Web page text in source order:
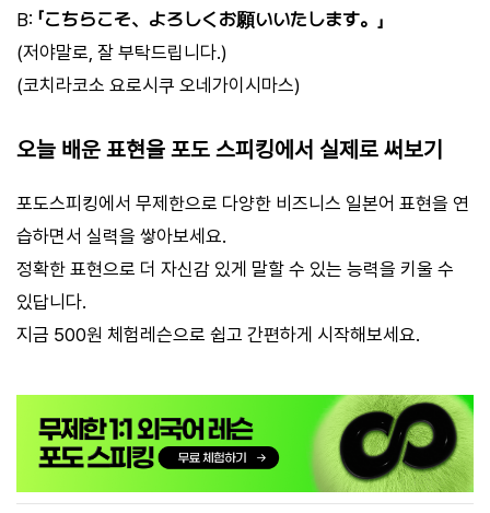
B: 「こちらこそ、よろしくお願いいたします。」
(저야말로, 잘 부탁드립니다.)
(코치라코소 요로시쿠 오네가이시마스)
오늘 배운 표현을 포도 스피킹에서 실제로 써보기
포도스피킹에서 무제한으로 다양한 비즈니스 일본어 표현을 연
습하면서 실력을 쌓아보세요.
정확한 표현으로 더 자신감 있게 말할 수 있는 능력을 키울 수
있답니다.
지금 500원 체험레슨으로 쉽고 간편하게 시작해보세요.